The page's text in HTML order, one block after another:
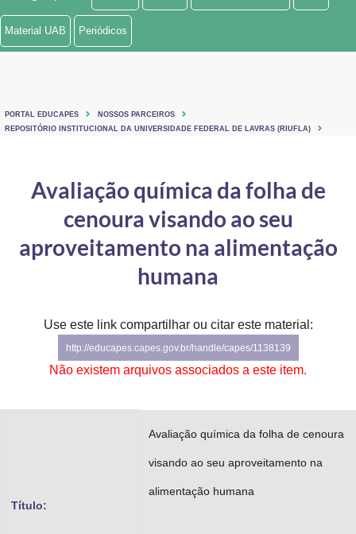
Ministério de Minas e Energia
Ministério do Turismo
Controladoria-Geral da União
Gabinete de Segurança Institucional
Advocacia-Geral da União
Material UAB Periódicos
PORTAL EDUCAPES
NOSSOS PARCEIROS
REPOSITÓRIO INSTITUCIONAL DA UNIVERSIDADE FEDERAL DE LAVRAS (RIUFLA)
Avaliação química da folha de
cenoura visando ao seu
aproveitamento na alimentação
humana
Use este link compartilhar ou citar este material:
http://educapes.capes.gov.br/handle/capes/1138139
Não existem arquivos associados a este item.
Título:
Avaliação química da folha de cenoura
visando ao seu aproveitamento na
alimentação humana